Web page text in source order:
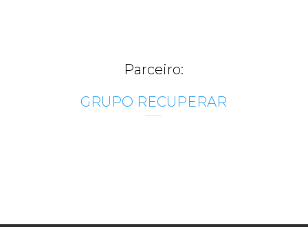
Parceiro:
GRUPO RECUPERAR